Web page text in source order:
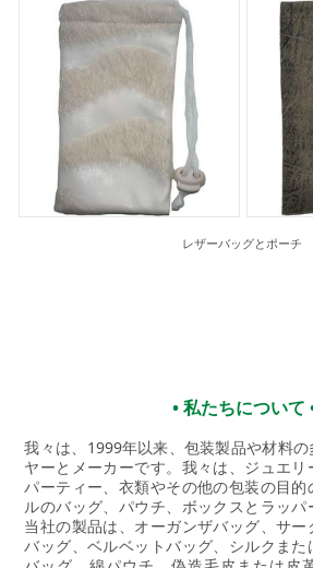
レザーバッグとポーチ
• 私たちについて
我々は、1999年以来、包装製品や材料
ヤーとメーカーです。我々は、ジュエリ
パーティー、衣類やその他の包装の目的
ルのバッグ、パウチ、ボックスとラッパ
当社の製品は、オーガンザバッグ、サ
バッグ、ベルベットバッグ、シルクま